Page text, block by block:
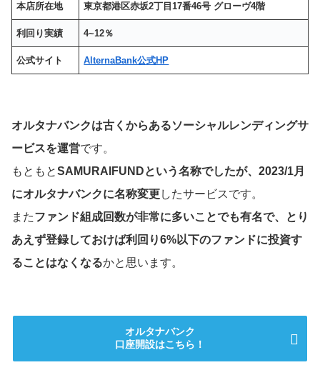
本店所在地 東京都港区赤坂2丁目17番46号 グローヴ4階
利回り実績 4~12％
公式サイト AlternaBank公式HP
オルタナバンクは古くからあるソーシャルレンディングサ
ービスを運営です。
もともとSAMURAIFUNDという名称でしたが、2023/1月
にオルタナバンクに名称変更したサービスです。
またファンド組成回数が非常に多いことでも有名で、とり
あえず登録しておけば利回り6%以下のファンドに投資す
ることはなくなるかと思います。
オルタナバンク
口座開設はこちら！